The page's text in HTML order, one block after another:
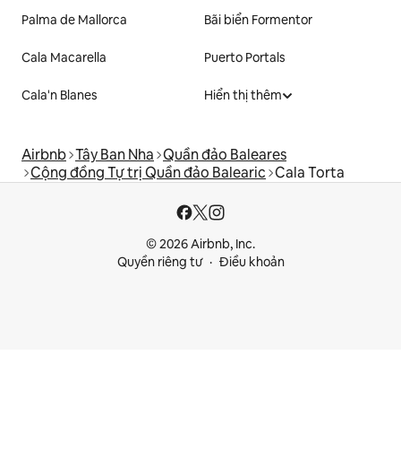
Palma de Mallorca Bãi biển Formentor
Cala Macarella Puerto Portals
Cala'n Blanes Hiển thị thêm
Airbnb Tây Ban Nha Quần đảo Baleares
Cộng đồng Tự trị Quần đảo Balearic Cala Torta
© 2026 Airbnb, Inc.
Quyền riêng tư
Điều khoản